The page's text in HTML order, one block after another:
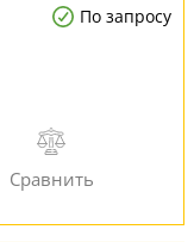
По запросу